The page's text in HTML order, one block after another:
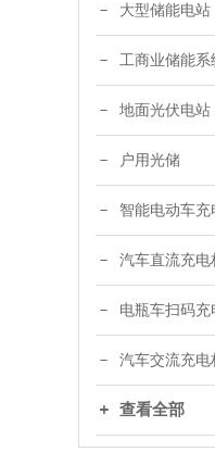
大型储能电站
工商业储能系
地面光伏电站
户用光储
智能电动车充
汽车直流充电
电瓶车扫码充
汽车交流充电
查看全部